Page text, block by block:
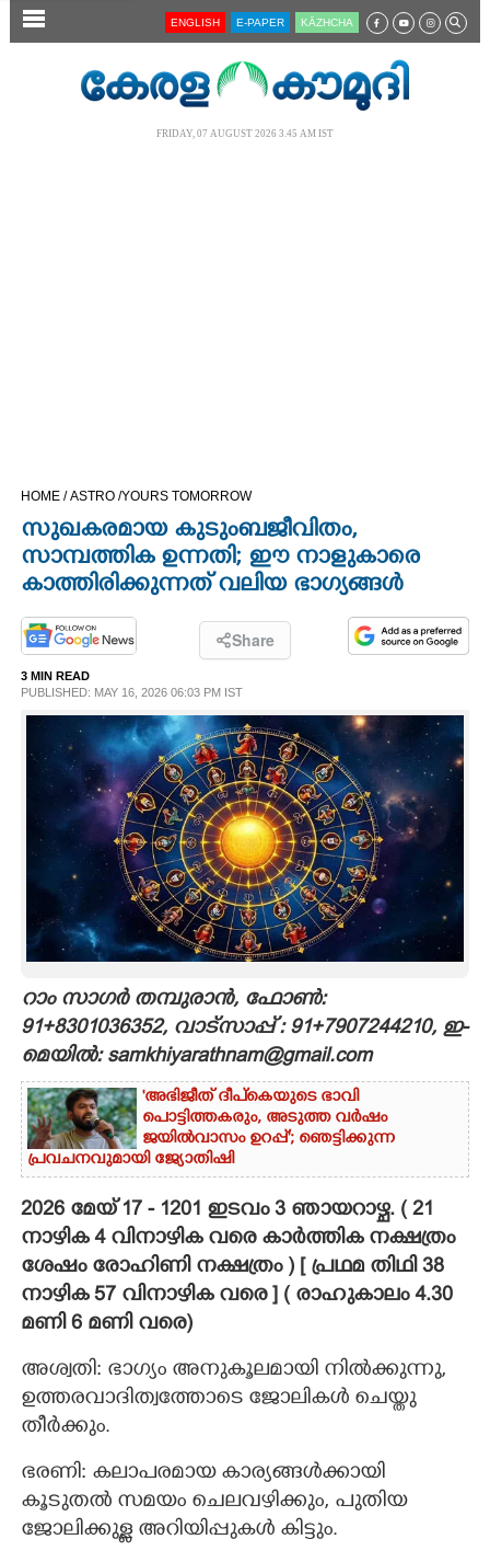
SECTIONS
OPINION
PHOTOS
LIFESTYLE
SPIRITUAL
INFO+
ART
ASTRO
CARTOONS
LITERATURE
ZOOM
CONTACT US
ENGLISH E-PAPER KĀZHCHA
FRIDAY, 07 AUGUST 2026 3.45 AM IST
HOME /ASTRO /YOURS TOMORROW
സുഖകരമായ കുടുംബജീവിതം,
സാമ്പത്തിക ഉന്നതി; ഈ നാളുകാരെ
കാത്തിരിക്കുന്നത് വലിയ ഭാഗ്യങ്ങൾ
Share
3 MIN READ
PUBLISHED: MAY 16, 2026 06:03 PM IST
റാം സാഗർ തമ്പുരാൻ, ഫോൺ:
91+8301036352, വാട്സാപ്പ് : 91+7907244210, ഇ-
മെയിൽ: samkhiyarathnam@gmail.com
'അഭിജീത് ദീപ്‌കെയുടെ ഭാവി
പൊട്ടിത്തകരും, അടുത്ത വർഷം
ജയിൽവാസം ഉറപ്പ്'; ഞെട്ടിക്കുന്ന
പ്രവചനവുമായി ജ്യോതിഷി
2026 മേയ് 17 - 1201 ഇടവം 3 ഞായറാഴ്ച. ( 21
നാഴിക 4 വിനാഴിക വരെ കാർത്തിക നക്ഷത്രം
ശേഷം രോഹിണി നക്ഷത്രം ) [ പ്രഥമ തിഥി 38
നാഴിക 57 വിനാഴിക വരെ ] ( രാഹുകാലം 4.30
മണി 6 മണി വരെ)
അശ്വതി: ഭാഗ്യം അനുകൂലമായി നില്‍ക്കുന്നു,
ഉത്തരവാദിത്വത്തോടെ ജോലികൾ ചെയ്തു
തീര്‍ക്കും.
ഭരണി: കലാപരമായ കാര്യങ്ങള്‍ക്കായി
കൂടുതല്‍ സമയം ചെലവഴിക്കും, പുതിയ
ജോലിക്കുള്ള അറിയിപ്പുകള്‍ കിട്ടും.